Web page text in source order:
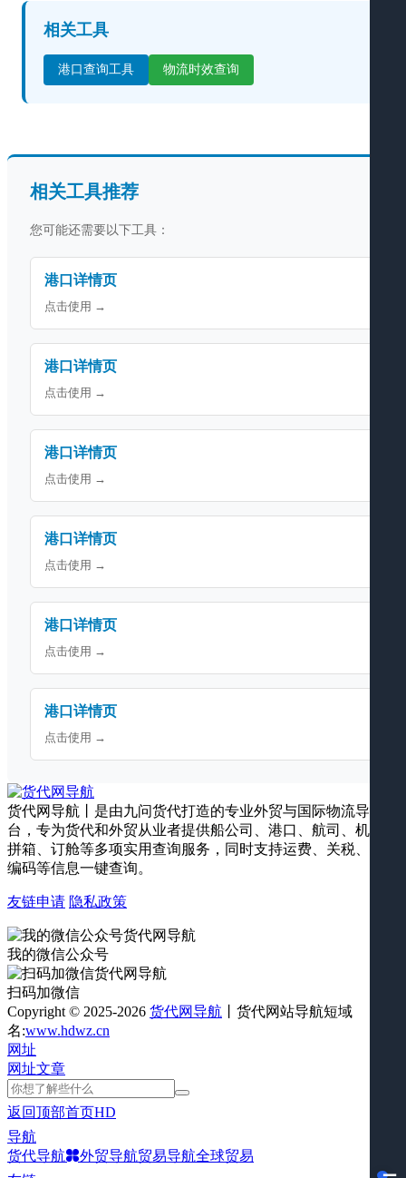
相关工具
港口查询工具 物流时效查询
相关工具推荐
您可能还需要以下工具：
港口详情页
点击使用 →
港口详情页
点击使用 →
港口详情页
点击使用 →
港口详情页
点击使用 →
港口详情页
点击使用 →
港口详情页
点击使用 →
货代网导航丨是由九问货代打造的专业外贸与国际物流导航平
台，专为货代和外贸从业者提供船公司、港口、航司、机场、
拼箱、订舱等多项实用查询服务，同时支持运费、关税、海关
编码等信息一键查询。
友链申请 隐私政策
我的微信公众号
扫码加微信
Copyright © 2025-2026 货代网导航 丨货代网站导航短域
名:www.hdwz.cn
网址
网址文章
返回顶部首页HD
导航
货代导航
外贸导航贸易导航全球贸易